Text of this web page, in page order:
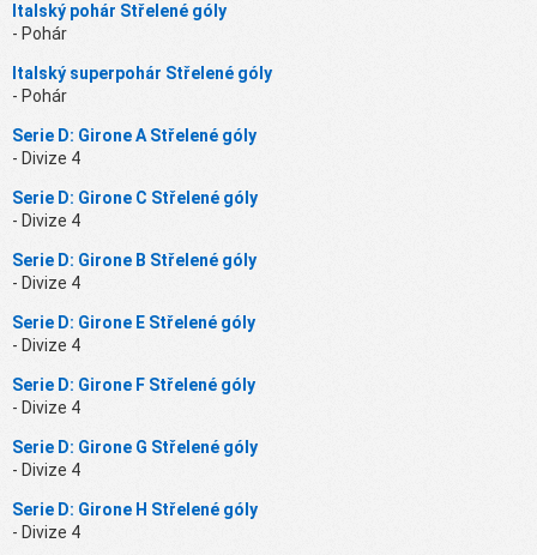
Italský pohár Střelené góly
- Pohár
Italský superpohár Střelené góly
- Pohár
Serie D: Girone A Střelené góly
- Divize 4
Serie D: Girone C Střelené góly
- Divize 4
Serie D: Girone B Střelené góly
- Divize 4
Serie D: Girone E Střelené góly
- Divize 4
Serie D: Girone F Střelené góly
- Divize 4
Serie D: Girone G Střelené góly
- Divize 4
Serie D: Girone H Střelené góly
- Divize 4